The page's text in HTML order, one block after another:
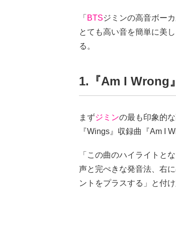
「 BTSジミンの高音ボー
とても高い音を簡単に美
る。
1.『Am I Wrong』
まずジミンの最も印象的
『Wings』収録曲『Am I
「この曲のハイライトと
声と完ぺきな発音法、右
ントをプラスする」と付け